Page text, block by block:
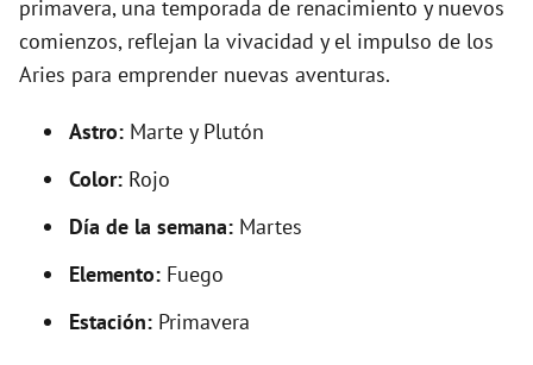
primavera, una temporada de renacimiento y nuevos
comienzos, reflejan la vivacidad y el impulso de los
Aries para emprender nuevas aventuras.
Astro: Marte y Plutón
Color: Rojo
Día de la semana: Martes
Elemento: Fuego
Estación: Primavera